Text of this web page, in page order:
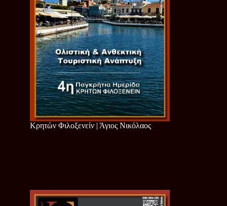
Κρητών Φιλοξενείν | Άγιος Νικόλαος